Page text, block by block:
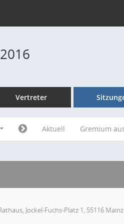
Vertreter
Aktuell Gremium
Jockel-Fuchs-Platz 1, 55116 Mainz